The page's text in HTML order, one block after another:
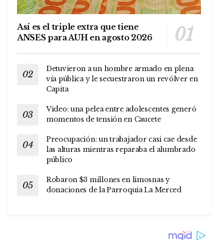
Así es el triple extra que tiene
ANSES para AUH en agosto 2026
Detuvieron a un hombre armado en plena
vía pública y le secuestraron un revólver en
Capita
Video: una pelea entre adolescentes generó
momentos de tensión en Caucete
Preocupación: un trabajador casi cae desde
las alturas mientras reparaba el alumbrado
público
Robaron $3 millones en limosnas y
donaciones de la Parroquia La Merced